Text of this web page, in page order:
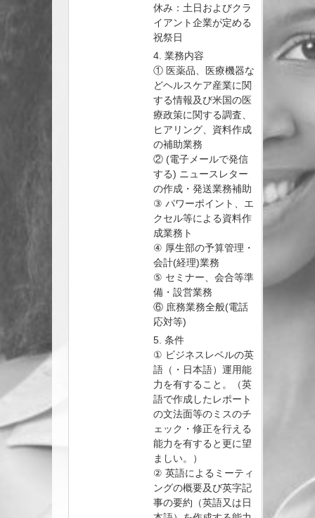
休み：土日およびクラ
イアント企業が定める
祝祭日
4. 業務内容
① 医薬品、医療機器な
どヘルスケア産業に関
する情報及び米国の医
療政策に関する調査、
ヒアリング、資料作成
の補助業務
② (電子メールで発信
する) ニュースレター
の作成・発送業務補助
③ パワーポイント、エ
クセル等による資料作
成業務ト
④ 厚生部の予算管理・
会計(経理)業務
⑤ セミナー、会合等準
備・設営業務
⑥ 庶務業務全般(電話
応対等)
5. 条件
① ビジネスレベルの英
語（・日本語）運用能
力を有すること。（英
語で作成したレポート
の文法面等のミスのチ
ェック・修正を行える
能力を有すると更に望
ましい。）
② 英語によるミーティ
ングの概要及び英字記
事の要約（英語又は日